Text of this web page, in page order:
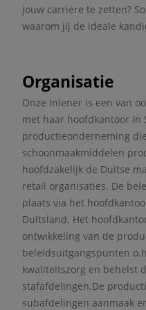
jouw carrière te zetten?
waarom jij de ideale
Organisatie
Onze inlener is een van
met haar hoofdkantoor in
productieonderneming
schoonmaakmiddelen
hoofdzakelijk de Duitse
retail organisaties. De
plaats via het
Duitsland. Het
ontwikkeling van de
beleidsuitgangspunten
kwaliteitszorg en behelst
stafafdelingen.De
subafdelingen aanmaak